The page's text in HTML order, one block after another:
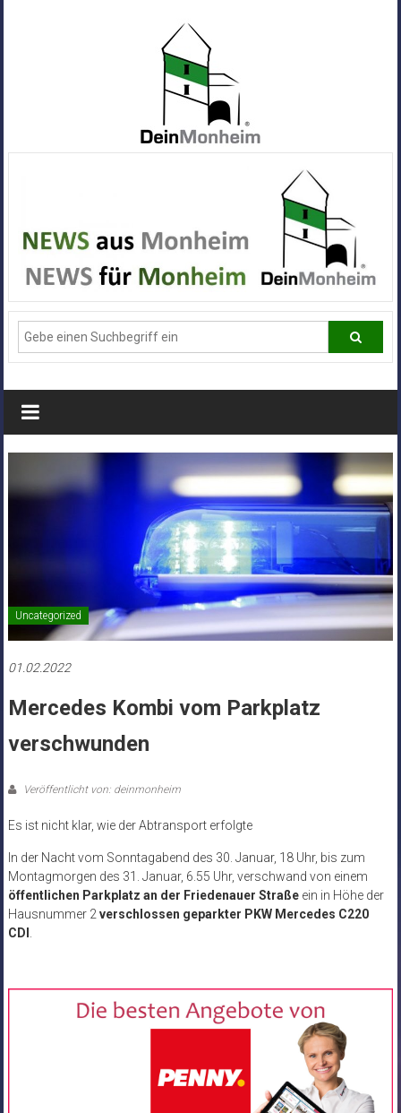
Alle
News
aus
Deiner
Stadt
Monheim
Uncategorized
01.02.2022
Mercedes Kombi vom Parkplatz
verschwunden
Veröffentlicht von: deinmonheim
Es ist nicht klar, wie der Abtransport erfolgte
In der Nacht vom Sonntagabend des 30. Januar, 18 Uhr, bis zum
Montagmorgen des 31. Januar, 6.55 Uhr, verschwand von einem
öffentlichen Parkplatz an der Friedenauer Straßeein in Höhe der
Hausnummer 2 verschlossen geparkter PKW Mercedes C220
CDI